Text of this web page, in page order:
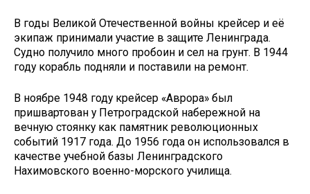
В годы Великой Отечественной войны крейсер и её
экипаж принимали участие в защите Ленинграда.
Судно получило много пробоин и сел на грунт. В 1944
году корабль подняли и поставили на ремонт.
В ноябре 1948 году крейсер «Аврора» был
пришвартован у Петроградской набережной на
вечную стоянку как памятник революционных
событий 1917 года. До 1956 года он использовался в
качестве учебной базы Ленинградского
Нахимовского военно-морского училища.